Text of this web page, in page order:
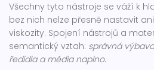
Všechny tyto nástroje se váží k
bez nich nelze přesně nastavit
viskozity. Spojení nástrojů a
semantický vztah: správná
ředidla a média naplno.